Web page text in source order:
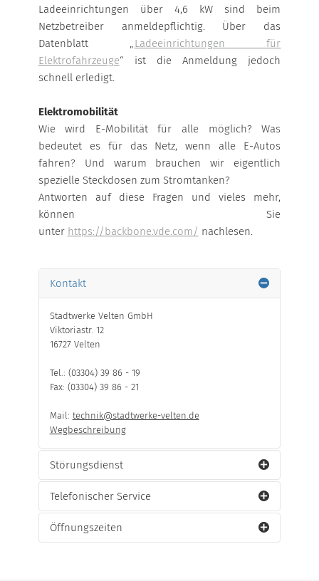
Ladeeinrichtungen über 4,6 kW sind beim
Netzbetreiber anmeldepflichtig. Über das
Datenblatt „Ladeeinrichtungen für
Elektrofahrzeuge“ ist die Anmeldung jedoch
schnell erledigt.
Elektromobilität
Wie wird E-Mobilität für alle möglich? Was
bedeutet es für das Netz, wenn alle E-Autos
fahren? Und warum brauchen wir eigentlich
spezielle Steckdosen zum Stromtanken?
Antworten auf diese Fragen und vieles mehr,
können Sie
unter https://backbone.vde.com/ nachlesen.
Kontakt
Stadtwerke Velten GmbH
Viktoriastr. 12
16727 Velten
Tel.: (03304) 39 86 - 19
Fax: (03304) 39 86 - 21
Mail: technik@stadtwerke-velten.de
Wegbeschreibung
Störungsdienst
Der Entstörungsdienst ist erreichbar unter der
Telefonnummer:
Strombereich:(03304) 39 86 - 86 oder (03361) 73 32
Telefonischer Service
Wir sind telefonisch für Sie erreichbar:
Öffnungszeiten